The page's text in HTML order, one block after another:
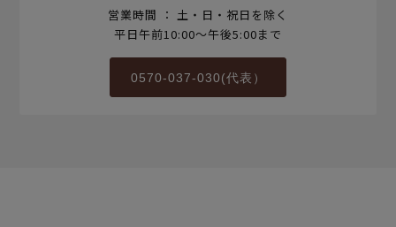
営業時間 ： 土・日・祝日を除く
平日午前10:00～午後5:00まで
0570-037-030(代表）